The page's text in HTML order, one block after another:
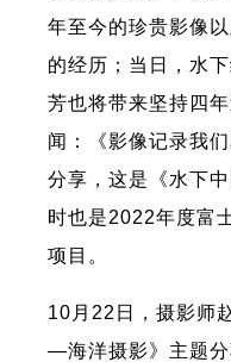
年至今的珍贵影像
的经历；当日，水
芳也将带来坚持四
闻：《影像记录我
分享，这是《水下
时也是2022年度富
项目。
10月22日，摄影师
—海洋摄影》主题分